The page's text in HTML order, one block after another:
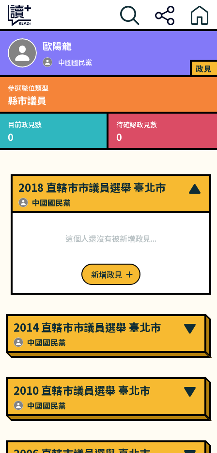
歐陽龍
中國國民黨
政見
參選職位類型
縣市議員
目前政見數
0
待確認政見數
0
2018 直轄市市議員選舉 臺北市
中國國民黨
這個人還沒有被新增政見...
新增政見
2014 直轄市市議員選舉 臺北市
中國國民黨
2010 直轄市議員選舉 臺北市
中國國民黨